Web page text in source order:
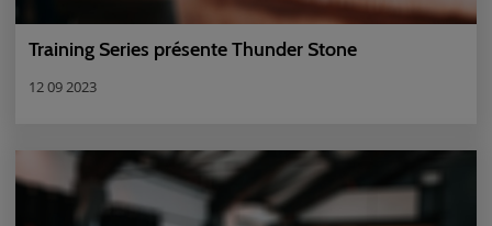
Training Series présente Thunder Stone
12 09 2023